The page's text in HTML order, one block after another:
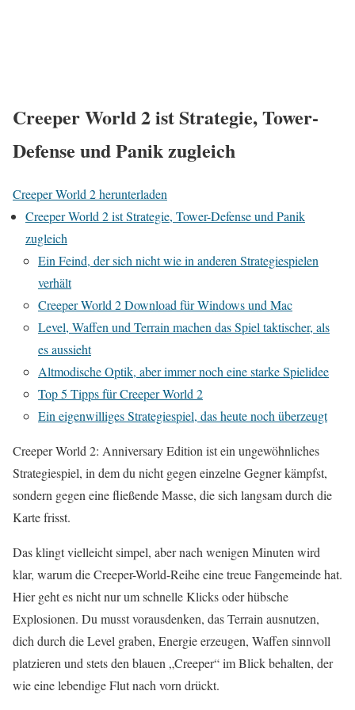
Creeper World 2 ist Strategie, Tower-
Defense und Panik zugleich
Creeper World 2 herunterladen
Creeper World 2 ist Strategie, Tower-Defense und Panik
zugleich
Ein Feind, der sich nicht wie in anderen Strategiespielen
verhält
Creeper World 2 Download für Windows und Mac
Level, Waffen und Terrain machen das Spiel taktischer, als
es aussieht
Altmodische Optik, aber immer noch eine starke Spielidee
Top 5 Tipps für Creeper World 2
Ein eigenwilliges Strategiespiel, das heute noch überzeugt
Creeper World 2: Anniversary Edition ist ein ungewöhnliches
Strategiespiel, in dem du nicht gegen einzelne Gegner kämpfst,
sondern gegen eine fließende Masse, die sich langsam durch die
Karte frisst.
Das klingt vielleicht simpel, aber nach wenigen Minuten wird
klar, warum die Creeper-World-Reihe eine treue Fangemeinde hat.
Hier geht es nicht nur um schnelle Klicks oder hübsche
Explosionen. Du musst vorausdenken, das Terrain ausnutzen,
dich durch die Level graben, Energie erzeugen, Waffen sinnvoll
platzieren und stets den blauen „Creeper“ im Blick behalten, der
wie eine lebendige Flut nach vorn drückt.